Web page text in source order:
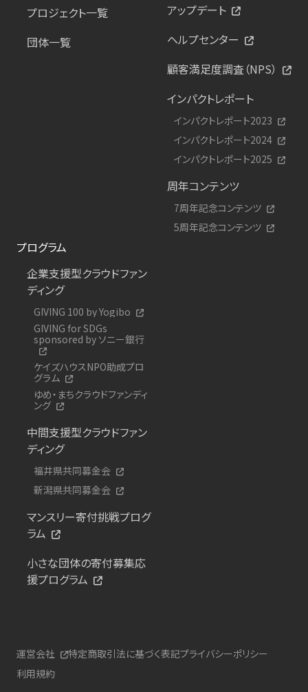
プロジェクト一覧
団体一覧
アップデート
ヘルプセンター
顧客満足度調査（NPS）
インパクトレポート
インパクトレポート2023
インパクトレポート2024
インパクトレポート2025
周年コンテンツ
7周年記念コンテンツ
5周年記念コンテンツ
プログラム
企業支援型クラウドファン
ディング
GIVING 100 by Yogibo
GIVING for SDGs
sponsored by ソニー銀行
ケイズハウスNPO助成プロ
グラム
ゆめ・まちクラウドファンディ
ング
中間支援型クラウドファン
ディング
福井県共同募金会
新潟県共同募金会
マンスリー寄付挑戦プログ
ラム
小さな団体の寄付募集応
援プログラム
運営会社 特定商取引法に基づく表記プライバシーポリシー
利用規約